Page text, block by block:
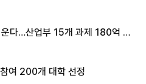
다…산업부 15개 과제 180억 지
여 200개 대학 선정